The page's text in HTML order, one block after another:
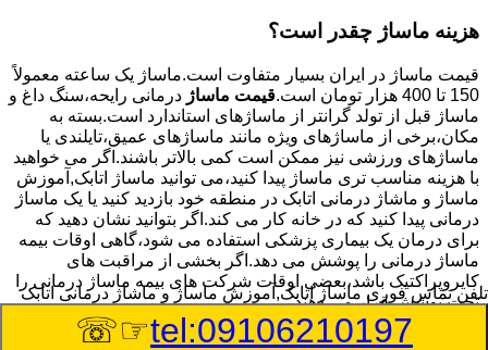
هزینه ماساژ چقدر است؟
قیمت ماساژ در ایران بسیار متفاوت است.ماساژ یک ساعته معمولاً
150 تا 400 هزار تومان است.
قیمت ماساژ درمانی رایحه،سنگ داغ و
ماساژ قبل از تولد گرانتر از ماساژهای استاندارد است.بسته به
مکان،برخی از ماساژهای ویژه مانند ماساژهای عمیق،تایلندی یا
ماساژهای ورزشی نیز ممکن است کمی بالاتر باشند.اگر می خواهید
با هزینه مناسب تری ماساژ پیدا کنید،می توانید ماساژ اتابک,آموزش
ماساژ و ماشاژ درمانی اتابک در منطقه خود بازدید کنید یا یک ماساژ
درمانی پیدا کنید که در خانه کار می کند.اگر بتوانید نشان دهید که
برای درمان یک بیماری پزشکی استفاده می شود،گاهی اوقات بیمه
ماساژ درمانی را پوشش می دهد.اگر بخشی از مراقبت های
کایروپراکتیک باشد،بعضی اوقات شرکت های بیمه ماساژ درمانی را
تحت پوشش قرار می دهند.
8/9/2026 7:32:12 PM
تلفن تماس فوریماساژ اتابک,آموزش ماساژ و ماشاژ درمانی اتابک
tel:09106210197
☞☏